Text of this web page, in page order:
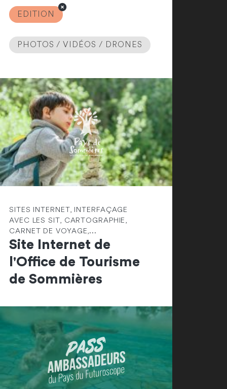
EDITION
PHOTOS / VIDÉOS / DRONES
SITES INTERNET, INTERFAÇAGE
AVEC LES SIT, CARTOGRAPHIE,
CARNET DE VOYAGE,...
Site Internet de
l'Office de Tourisme
de Sommières